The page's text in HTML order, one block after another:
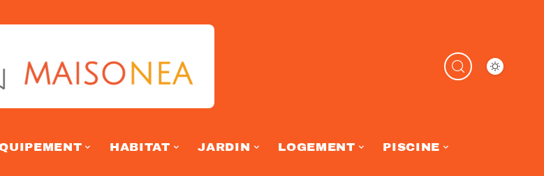
HABITAT JARDIN LOGEMENT PISCINE